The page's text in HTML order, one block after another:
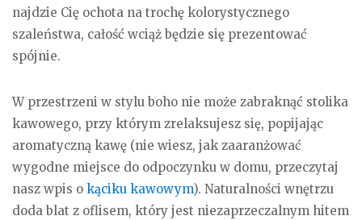
najdzie Cię ochota na trochę kolorystycznego
szaleństwa, całość wciąż będzie się prezentować
spójnie.
W przestrzeni w stylu boho nie może zabraknąć stolika
kawowego, przy którym zrelaksujesz się, popijając
aromatyczną kawę (nie wiesz, jak zaaranżować
wygodne miejsce do odpoczynku w domu, przeczytaj
nasz wpis o kąciku kawowym). Naturalności wnętrzu
doda blat z oflisem, który jest niezaprzeczalnym hitem